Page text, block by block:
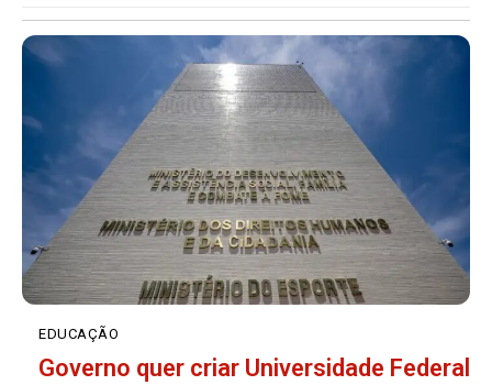
EDUCAÇÃO
Governo quer criar Universidade Federal